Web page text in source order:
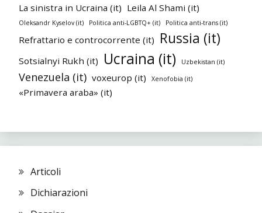
La sinistra in Ucraina (it) Leila Al Shami (it)
Oleksandr Kyselov (it) Politica anti-LGBTQ+ (it) Politica anti-trans (it)
Refrattario e controcorrente (it) Russia (it)
Sotsialnyi Rukh (it) Ucraina (it) Uzbekistan (it)
Venezuela (it) voxeurop (it) Xenofobia (it)
«Primavera araba» (it)
Articoli
Dichiarazioni